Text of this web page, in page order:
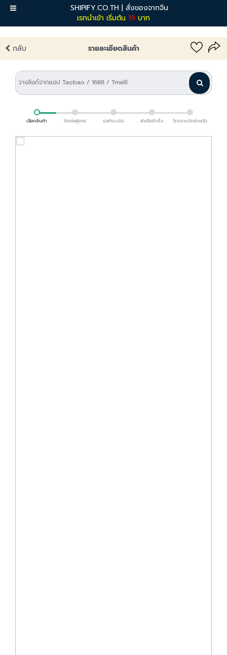
SHIPIFY.CO.TH | สั่งของจากจีน
เรทนำเข้า เริ่มต้น 19 บาท
เมนู
กลับ รายละเอียดสินค้า
เลือกสินค้า ติดต่อผู้ขาย รอชำระเงิน สั่งซื้อสำเร็จ โรงงานจัดส่งแล้ว